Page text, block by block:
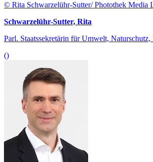
© Rita Schwarzelühr-Sutter/ Photothek Media
Schwarzelühr-Sutter, Rita
Parl. Staatssekretärin für Umwelt,
()